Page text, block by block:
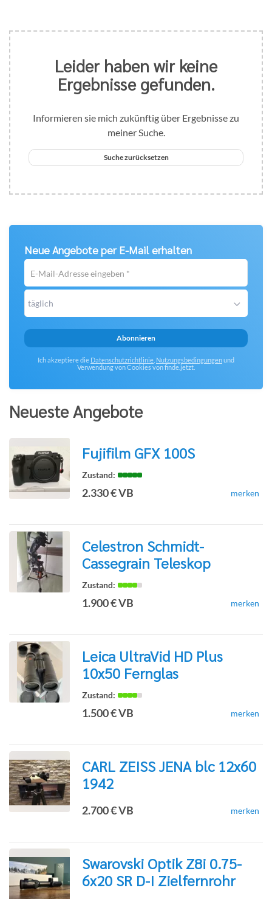
Leider haben wir keine
Ergebnisse gefunden.
Informieren sie mich zukünftig über Ergebnisse zu
meiner Suche.
Suche zurücksetzen
Neue Angebote per E-Mail erhalten
Mail-
Adresse
eingeben
*
täglich
Abonnieren
Ich akzeptiere die Datenschutzrichtlinie Nutzungsbedingungenund
Verwendung von Cookies von finde.jetzt.
Neueste Angebote
Detailseite
Fujifilm GFX 100S
2.330 € VB merken
Celestron Schmidt-
Cassegrain Teleskop
1.900 € VB merken
Leica UltraVid HD Plus
10x50 Fernglas
1.500 € VB merken
zur
Detailseite
CARL ZEISS JENA blc 12x60
1942
2.700 € VB merken
Swarovski Optik Z8i 0.75-
6x20 SR D-I Zielfernrohr